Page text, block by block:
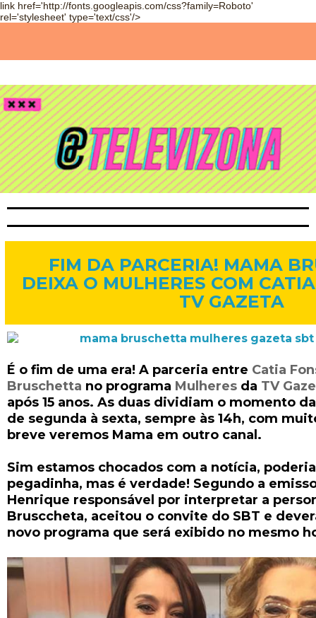
link href='http://fonts.googleapis.com/css?family=Roboto'
rel='stylesheet' type='text/css'/>
FIM DA PARCERIA! MAMA
DEIXA O MULHERES COM
TV GAZETA
É o fim de uma era! A parceria entre Catia
Bruschetta no programa Mulheres da TV
após 15 anos. As duas dividiam o momento
de segunda à sexta, sempre às 14h, com
breve veremos Mama em outro canal.
Sim estamos chocados com a notícia,
pegadinha, mas é verdade! Segundo a
Henrique responsável por interpretar a
Brusccheta, aceitou o convite do SBT e
novo programa que será exibido no mesmo